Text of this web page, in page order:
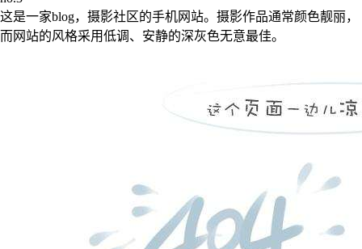
这是一家blog，摄影社区的手机网站。摄影作品通常颜色靓丽，
而网站的风格采用低调、安静的深灰色无意最佳。